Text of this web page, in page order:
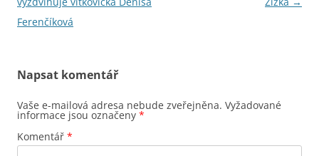
Ferenčíková
Napsat komentář
Vaše e-mailová adresa nebude zveřejněna. Vyžadované
informace jsou označeny *
Komentář *